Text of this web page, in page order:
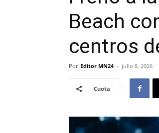
Beach
centros
Por Editor MN24 - julio 8, 2026
Cuota